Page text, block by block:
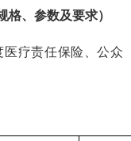
、参数及要求）
医疗责任保险、公众